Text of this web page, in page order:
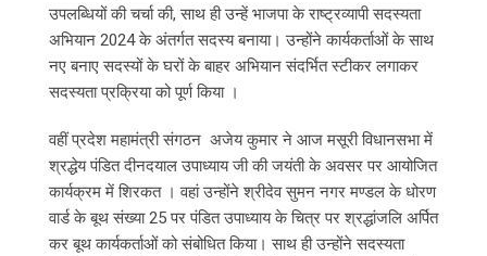
उपलब्धियों की चर्चा की, साथ ही उन्हें भाजपा के राष्ट्रव्यापी सदस्यता
अभियान 2024 के अंतर्गत सदस्य बनाया। उन्होंने कार्यकर्ताओं के साथ
नए बनाए सदस्यों के घरों के बाहर अभियान संदर्भित स्टीकर लगाकर
सदस्यता प्रक्रिया को पूर्ण किया ।
वहीं प्रदेश महामंत्री संगठन अजेय कुमार ने आज मसूरी विधानसभा में
श्रद्धेय पंडित दीनदयाल उपाध्याय जी की जयंती के अवसर पर आयोजित
कार्यक्रम में शिरकत । वहां उन्होंने श्रीदेव सुमन नगर मण्डल के धोरण
वार्ड के बूथ संख्या 25 पर पंडित उपाध्याय के चित्र पर श्रद्धांजलि अर्पित
कर बूथ कार्यकर्ताओं को संबोधित किया। साथ ही उन्होंने सदस्यता